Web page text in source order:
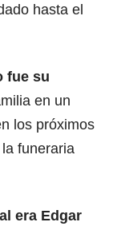
hasta el
fue su
en un
los próximos
funeraria
era Edgar